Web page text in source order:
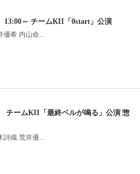
13:00～ チームKII「0start」公演
希 内山命...
チームKII「最終ベルが鳴る」公演 惣
織 荒井優...